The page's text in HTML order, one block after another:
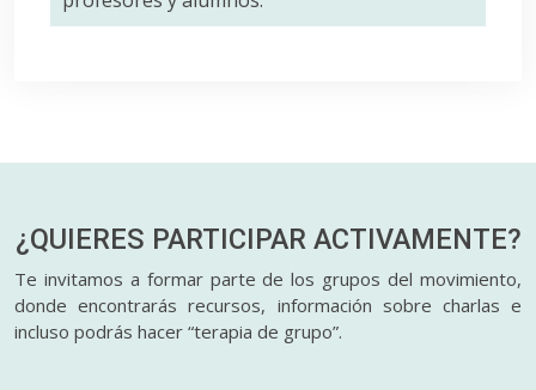
¿QUIERES PARTICIPAR ACTIVAMENTE?
Te invitamos a formar parte de los grupos del movimiento,
donde encontrarás recursos, información sobre charlas e
incluso podrás hacer “terapia de grupo”.